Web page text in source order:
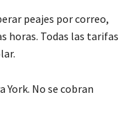
peajes por correo,
horas. Todas las tarifas
York. No se cobran